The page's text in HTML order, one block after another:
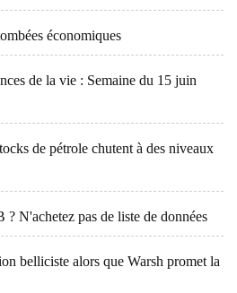
économiques
de la vie : Semaine du 15 juin
de pétrole chutent à des niveaux
? N'achetez pas de liste de données
belliciste alors que Warsh promet la